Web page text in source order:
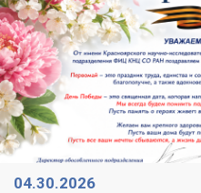
04.30.2026